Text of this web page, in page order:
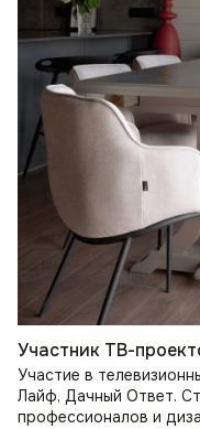
Участник ТВ-
Участие в
Лайф, Дачный Ответ.
профессионалов и